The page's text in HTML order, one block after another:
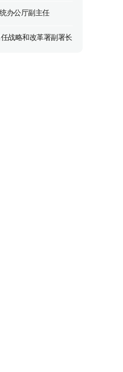
办公厅副主任
战略和改革署副署长